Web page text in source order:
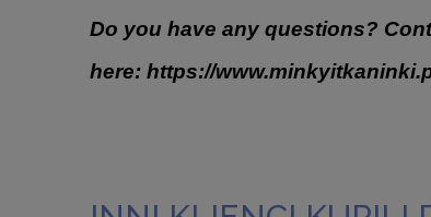
Do you have any questions?
here: https://